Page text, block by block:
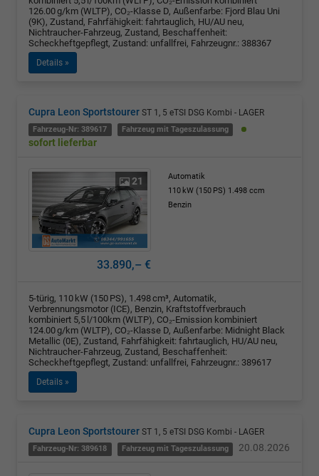
126.00 g/km (WLTP), CO₂-Klasse D, Außenfarbe: Fjord Blau Uni
(9K), Zustand, Fahrfähigkeit: fahrtauglich, HU/AU neu,
Nichtraucher-Fahrzeug, Zustand, Beschaffenheit:
Scheckheftgepflegt, Zustand: unfallfrei, Fahrzeugnr.: 388367
Details »
Cupra Leon Sportstourer ST 1, 5 eTSI DSG Kombi - LAGER
Fahrzeug-Nr: 389617 Fahrzeug mit Tageszulassung
sofort lieferbar
21
Automatik
110 kW (150 PS) 1.498 ccm
Benzin
33.890,– €
5-türig, 110 kW (150 PS), 1.498 cm³, Automatik,
Verbrennungsmotor (ICE), Benzin, Kraftstoffverbrauch
kombiniert 5,5 l/100km (WLTP), CO₂-Emission kombiniert
124.00 g/km (WLTP), CO₂-Klasse D, Außenfarbe: Midnight Black
Metallic (0E), Zustand, Fahrfähigkeit: fahrtauglich, HU/AU neu,
Nichtraucher-Fahrzeug, Zustand, Beschaffenheit:
Scheckheftgepflegt, Zustand: unfallfrei, Fahrzeugnr.: 389617
Details »
Cupra Leon Sportstourer ST 1, 5 eTSI DSG Kombi - LAGER
Fahrzeug-Nr: 389618 Fahrzeug mit Tageszulassung 20.08.2026